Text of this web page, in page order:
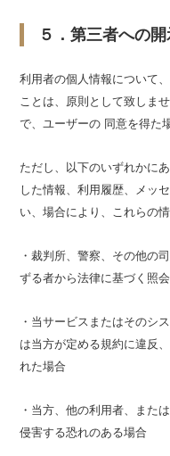
５．第三者への
利用者の個人情報について
ことは、原則として致しま
で、ユーザーの 同意を得た
ただし、以下のいずれかに
した情報、利用履歴、メッ
い、場合により、これらの
・裁判所、警察、その他の
ずる者から法律に基づく照
・当サービスまたはそのシ
は当方が定める規約に違反
れた場合
・当方、他の利用者、また
侵害する恐れのある場合